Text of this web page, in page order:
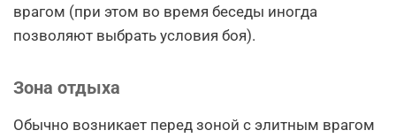
врагом (при этом во время беседы иногда
позволяют выбрать условия боя).
Зона отдыха
Обычно возникает перед зоной с элитным врагом